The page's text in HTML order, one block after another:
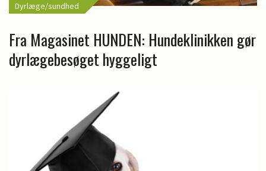
Dyrlæge/sundhed
Fra Magasinet HUNDEN: Hundeklinikken gør
dyrlægebesøget hyggeligt